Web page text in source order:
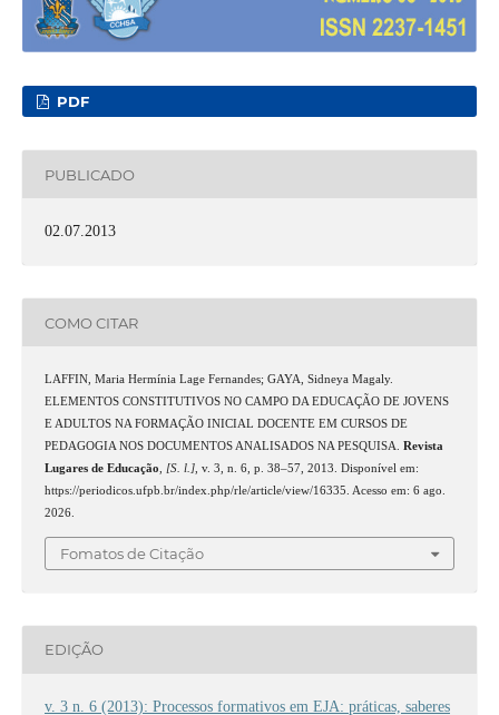
PDF
PUBLICADO
02.07.2013
COMO CITAR
LAFFIN, Maria Hermínia Lage Fernandes; GAYA, Sidneya Magaly.
ELEMENTOS CONSTITUTIVOS NO CAMPO DA EDUCAÇÃO DE JOVENS
E ADULTOS NA FORMAÇÃO INICIAL DOCENTE EM CURSOS DE
PEDAGOGIA NOS DOCUMENTOS ANALISADOS NA PESQUISA. Revista
Lugares de Educação, [S. l.], v. 3, n. 6, p. 38–57, 2013. Disponível em:
https://periodicos.ufpb.br/index.php/rle/article/view/16335. Acesso em: 6 ago.
2026.
Fomatos de Citação
EDIÇÃO
v. 3 n. 6 (2013): Processos formativos em EJA: práticas, saberes